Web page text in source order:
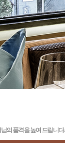
의 품격을 높여 드립니다.